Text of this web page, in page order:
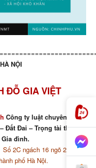
NỘI
ĐỖ GIA VIỆT
Công ty luật chuyên:
Đất Đai – Trọng tài thương
đình.
Số 2C ngách 16 ngõ 29 phố
phố Hà Nội.